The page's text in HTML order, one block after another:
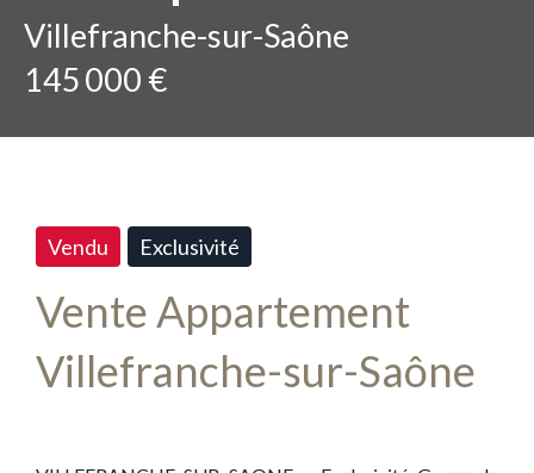
Villefranche-sur-Saône
145 000 €
Vendu Exclusivité
Vente Appartement
Villefranche-sur-Saône